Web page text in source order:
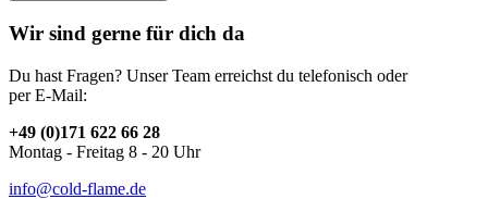
Wir sind gerne für dich da
Du hast Fragen? Unser Team erreichst du telefonisch oder
per E-Mail:
+49 (0)171 622 66 28
Montag - Freitag 8 - 20 Uhr
info@cold-flame.de